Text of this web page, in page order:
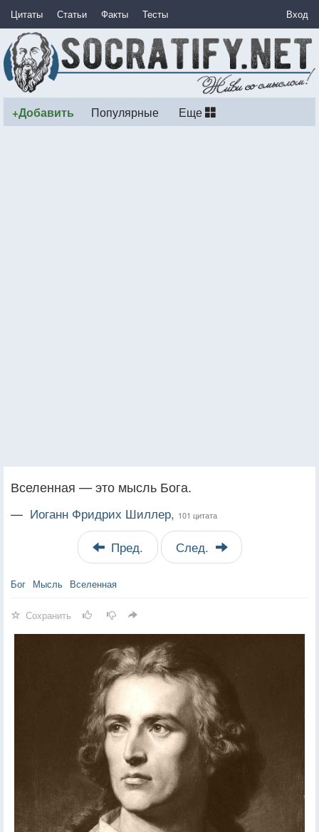
Цитаты Статьи Факты Тесты Вход
+Добавить Популярные Еще
Вселенная — это мысль Бога.
— Иоганн Фридрих Шиллер, 101 цитата
Пред. След.
Бог Мысль Вселенная
Сохранить